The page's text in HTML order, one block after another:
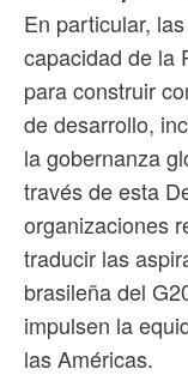
En particular,
capacidad de la
para construir
de desarrollo,
la gobernanza
través de esta
organizaciones
traducir las
brasileña del
impulsen la
las Américas.